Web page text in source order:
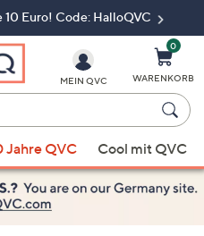
10 Euro! Code: HalloQVC
MEIN QVC
0
WARENKORB
Jahre QVC Cool mit QVC